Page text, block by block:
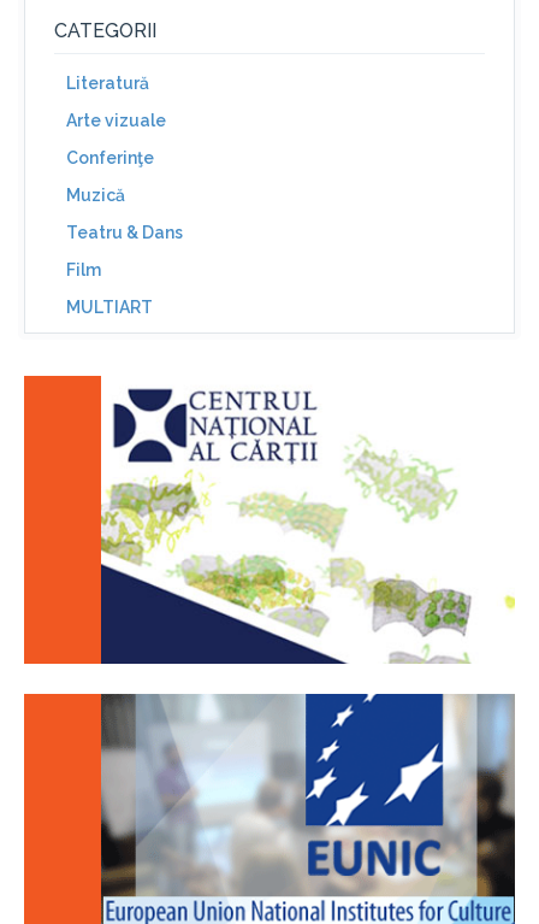
CATEGORII
Literatură
Arte vizuale
Conferinţe
Muzică
Teatru & Dans
Film
MULTIART